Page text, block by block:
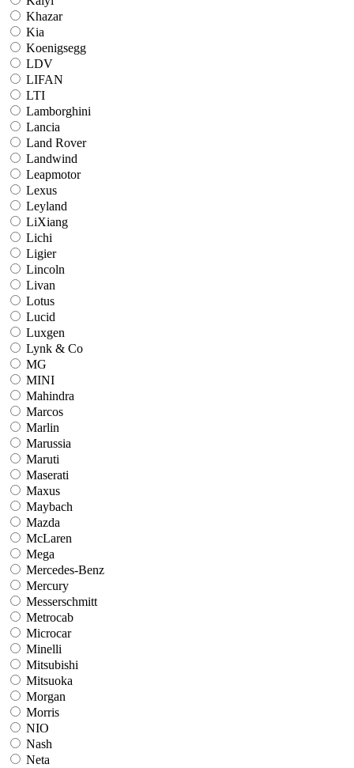
Khazar
Kia
Koenigsegg
LDV
LIFAN
LTI
Lamborghini
Lancia
Land Rover
Landwind
Leapmotor
Lexus
Leyland
LiXiang
Lichi
Ligier
Lincoln
Livan
Lotus
Lucid
Luxgen
Lynk & Co
MG
MINI
Mahindra
Marcos
Marlin
Marussia
Maruti
Maserati
Maxus
Maybach
Mazda
McLaren
Mega
Mercedes-Benz
Mercury
Messerschmitt
Metrocab
Microcar
Minelli
Mitsubishi
Mitsuoka
Morgan
Morris
NIO
Nash
Neta